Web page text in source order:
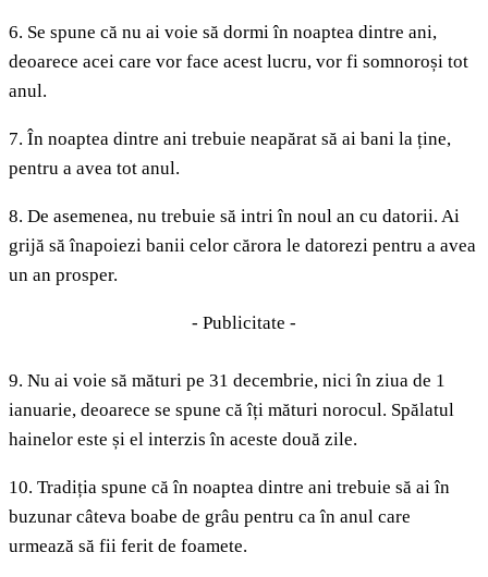
6. Se spune că nu ai voie să dormi în noaptea dintre ani,
deoarece acei care vor face acest lucru, vor fi somnoroși tot
anul.
7. În noaptea dintre ani trebuie neapărat să ai bani la ține,
pentru a avea tot anul.
8. De asemenea, nu trebuie să intri în noul an cu datorii. Ai
grijă să înapoiezi banii celor cărora le datorezi pentru a avea
un an prosper.
- Publicitate -
9. Nu ai voie să mături pe 31 decembrie, nici în ziua de 1
ianuarie, deoarece se spune că îți mături norocul. Spălatul
hainelor este și el interzis în aceste două zile.
10. Tradiția spune că în noaptea dintre ani trebuie să ai în
buzunar câteva boabe de grâu pentru ca în anul care
urmează să fii ferit de foamete.